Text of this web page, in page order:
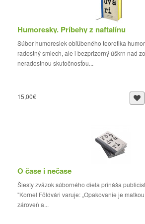
Humoresky. Príbehy z naftalínu
Súbor humoresiek obľúbeného teoretika
radostný smiech, ale i bezprizorný úškrn nad
neradostnou skutočnosťou...
15,00€
O čase i nečase
Šiesty zväzok súborného diela prináša
"Kornel Földvári varuje: „Opakovanie je
zároveň a...